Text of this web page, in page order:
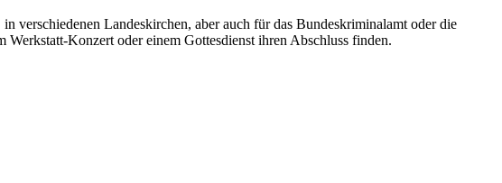
verschiedenen Landeskirchen, aber auch für das Bundeskriminalamt oder die
Konzert oder einem Gottesdienst ihren Abschluss finden.